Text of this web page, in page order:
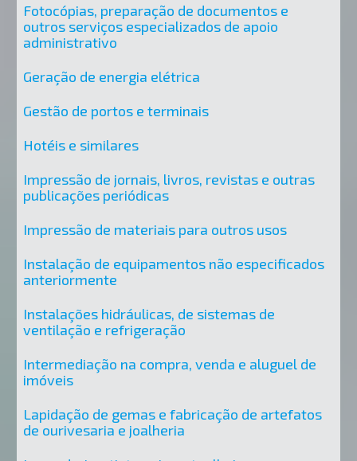
Fotocópias, preparação de documentos e
outros serviços especializados de apoio
administrativo
Geração de energia elétrica
Gestão de portos e terminais
Hotéis e similares
Impressão de jornais, livros, revistas e outras
publicações periódicas
Impressão de materiais para outros usos
Instalação de equipamentos não especificados
anteriormente
Instalações hidráulicas, de sistemas de
ventilação e refrigeração
Intermediação na compra, venda e aluguel de
imóveis
Lapidação de gemas e fabricação de artefatos
de ourivesaria e joalheria